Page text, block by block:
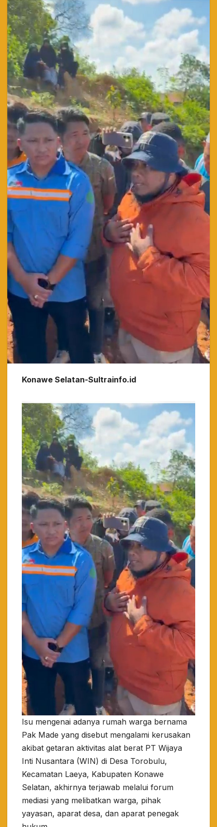
Konawe Selatan-Sultrainfo.id
Isu mengenai adanya rumah warga bernama
Pak Made yang disebut mengalami kerusakan
akibat getaran aktivitas alat berat PT Wijaya
Inti Nusantara (WIN) di Desa Torobulu,
Kecamatan Laeya, Kabupaten Konawe
Selatan, akhirnya terjawab melalui forum
mediasi yang melibatkan warga, pihak
yayasan, aparat desa, dan aparat penegak